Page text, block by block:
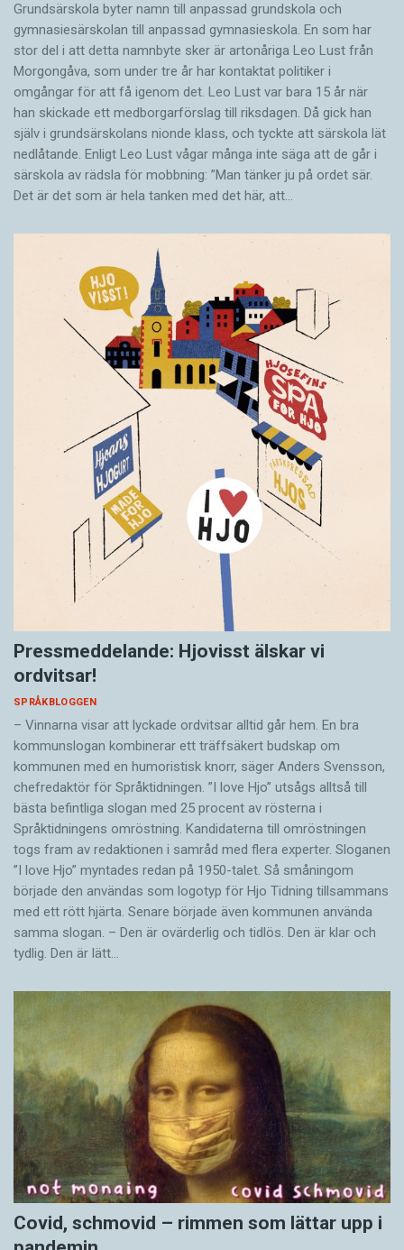
Grundsärskola byter namn till anpassad grundskola och
gymnasiesärskolan till anpassad gymnasieskola. En som har
stor del i att detta namnbyte sker är artonåriga Leo Lust från
Morgongåva, som under tre år har kontaktat politiker i
omgångar för att få igenom det. Leo Lust var bara 15 år när
han skickade ett medborgarförslag till riksdagen. Då gick han
själv i grundsärskolans nionde klass, och tyckte att särskola lät
nedlåtande. Enligt Leo Lust vågar många inte säga att de går i
särskola av rädsla för mobbning: ”Man tänker ju på ordet sär.
Det är det som är hela tanken med det här, att…
Pressmeddelande: Hjovisst älskar vi
ordvitsar!
SPRÅKBLOGGEN
– Vinnarna visar att lyckade ordvitsar alltid går hem. En bra
kommunslogan kombinerar ett träffsäkert budskap om
kommunen med en humoristisk knorr, säger Anders Svensson,
chefredaktör för Språktidningen. ”I love Hjo” utsågs alltså till
bästa befintliga slogan med 25 procent av rösterna i
Språktidningens omröstning. Kandidaterna till omröstningen
togs fram av redaktionen i samråd med flera experter. Sloganen
”I love Hjo” myntades redan på 1950-talet. Så småningom
började den användas som logotyp för Hjo Tidning tillsammans
med ett rött hjärta. Senare började även kommunen använda
samma slogan. – Den är ovärderlig och tidlös. Den är klar och
tydlig. Den är lätt…
Covid, schmovid – rimmen som lättar upp i